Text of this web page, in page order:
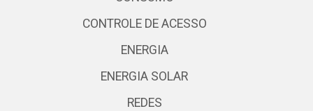
CONTROLE DE ACESSO
ENERGIA
ENERGIA SOLAR
REDES